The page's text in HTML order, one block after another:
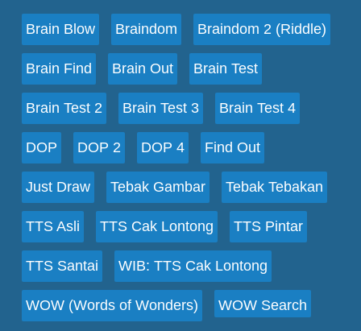
Brain Blow Braindom Braindom 2 (Riddle)
Brain Find Brain Out Brain Test
Brain Test 2 Brain Test 3 Brain Test 4
DOP DOP 2 DOP 4 Find Out
Just Draw Tebak Gambar Tebak Tebakan
TTS Asli TTS Cak Lontong TTS Pintar
TTS Santai WIB: TTS Cak Lontong
WOW (Words of Wonders) WOW Search